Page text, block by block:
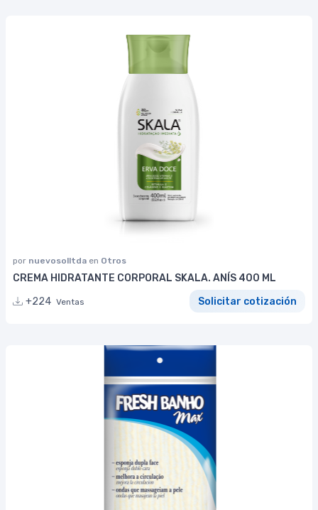
por nuevosolltda en Otros
CREMA HIDRATANTE CORPORAL SKALA. ANÍS 400 ML
+224 Ventas Solicitar cotización